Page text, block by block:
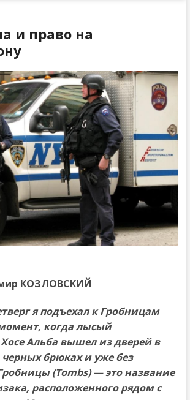
и право на
КОЗЛОВСКИЙ
я подъехал к Гробницам
когда лысый
Альба вышел из дверей в
черных брюках и уже без
(Tombs) — это название
расположенного рядом с